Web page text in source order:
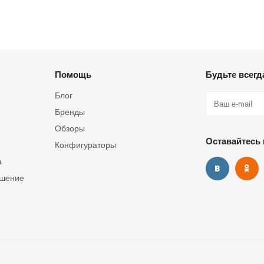
Помощь
Блог
Бренды
Обзоры
Конфигураторы
Будьте
Оставайтесь